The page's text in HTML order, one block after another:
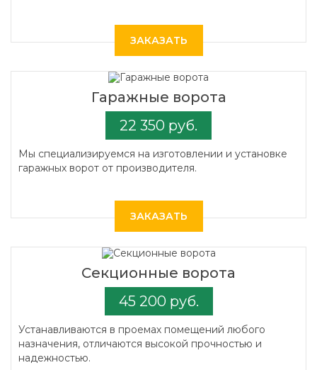
ЗАКАЗАТЬ
Гаражные ворота
22 350 руб.
Мы специализируемся на изготовлении и установке
гаражных ворот от производителя.
ЗАКАЗАТЬ
Секционные ворота
45 200 руб.
Устанавливаются в проемах помещений любого
назначения, отличаются высокой прочностью и
надежностью.